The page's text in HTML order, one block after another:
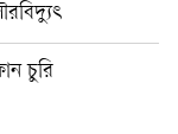
চুরি